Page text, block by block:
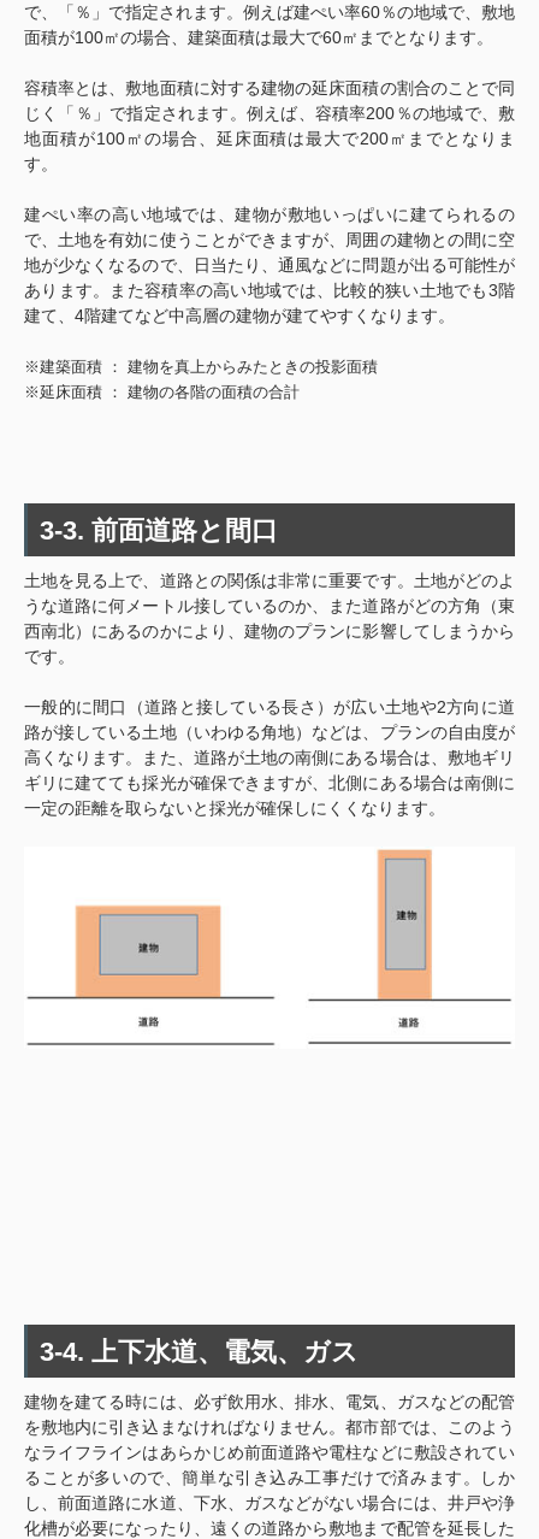
で、「％」で指定されます。例えば建ぺい率60％の地域で、敷地
面積が100㎡の場合、建築面積は最大で60㎡までとなります。
容積率とは、敷地面積に対する建物の延床面積の割合のことで同
じく「％」で指定されます。例えば、容積率200％の地域で、敷
地面積が100㎡の場合、延床面積は最大で200㎡までとなりま
す。
建ぺい率の高い地域では、建物が敷地いっぱいに建てられるの
で、土地を有効に使うことができますが、周囲の建物との間に空
地が少なくなるので、日当たり、通風などに問題が出る可能性が
あります。また容積率の高い地域では、比較的狭い土地でも3階
建て、4階建てなど中高層の建物が建てやすくなります。
※建築面積 ： 建物を真上からみたときの投影面積
※延床面積 ： 建物の各階の面積の合計
3-3. 前面道路と間口
土地を見る上で、道路との関係は非常に重要です。土地がどのよ
うな道路に何メートル接しているのか、また道路がどの方角（東
西南北）にあるのかにより、建物のプランに影響してしまうから
です。
一般的に間口（道路と接している長さ）が広い土地や2方向に道
路が接している土地（いわゆる角地）などは、プランの自由度が
高くなります。また、道路が土地の南側にある場合は、敷地ギリ
ギリに建てても採光が確保できますが、北側にある場合は南側に
一定の距離を取らないと採光が確保しにくくなります。
3-4. 上下水道、電気、ガス
建物を建てる時には、必ず飲用水、排水、電気、ガスなどの配管
を敷地内に引き込まなければなりません。都市部では、このよう
なライフラインはあらかじめ前面道路や電柱などに敷設されてい
ることが多いので、簡単な引き込み工事だけで済みます。しか
し、前面道路に水道、下水、ガスなどがない場合には、井戸や浄
化槽が必要になったり、遠くの道路から敷地まで配管を延長した